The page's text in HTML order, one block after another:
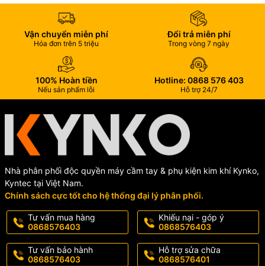
Vận chuyển miễn phí
Hóa đơn trên 5 triệu
Đổi trả miễn phí
Trong vòng 7 ngày
100% Hoàn tiền
Nếu sản phẩm lỗi
Hotline: 0868 576 403
Hỗ trợ 24/7
Nhà phân phối độc quyền máy cầm tay & phụ kiện kim khí Kynko,
Kyntec tại Việt Nam.
Chính sách cực tốt cho hệ thống đại lý phân phối.
Tư vấn mua hàng
0868576403
Khiếu nại - góp ý
0868576403
Tư vấn bảo hành
0868576403
Hỗ trợ sửa chữa
0868576401